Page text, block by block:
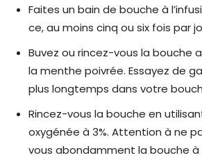
Faites un bain de bouche à
ce, au moins cinq ou six fois par
Buvez ou rincez-vous la bouche
la menthe poivrée. Essayez de
plus longtemps dans votre
Rincez-vous la bouche en
oxygénée à 3%. Attention à ne
vous abondamment la bouche à